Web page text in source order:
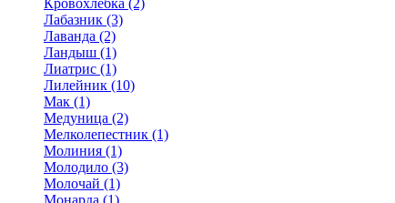
Кровохлебка (2)
Лабазник (3)
Лаванда (2)
Ландыш (1)
Лиатрис (1)
Лилейник (10)
Мак (1)
Медуница (2)
Мелколепестник (1)
Молиния (1)
Молодило (3)
Молочай (1)
Монарда (1)